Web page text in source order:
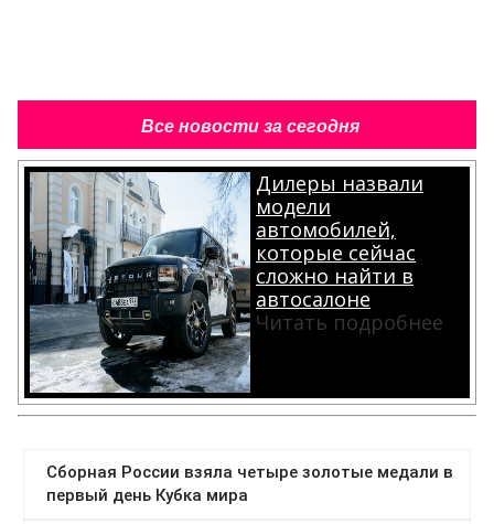
Все новости за сегодня
Дилеры назвали
модели
автомобилей,
которые сейчас
сложно найти в
автосалоне
Читать подробнее